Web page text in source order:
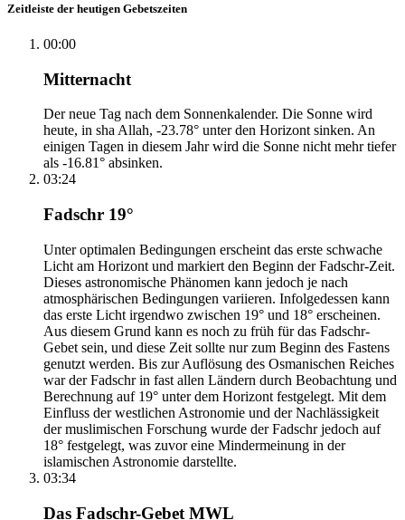
Zeitleiste der heutigen Gebetszeiten
00:00
Mitternacht
Der neue Tag nach dem Sonnenkalender. Die Sonne wird
heute, in sha Allah, -23.78° unter den Horizont sinken. An
einigen Tagen in diesem Jahr wird die Sonne nicht mehr tiefer
als -16.81° absinken.
03:24
Fadschr 19°
Unter optimalen Bedingungen erscheint das erste schwache
Licht am Horizont und markiert den Beginn der Fadschr-Zeit.
Dieses astronomische Phänomen kann jedoch je nach
atmosphärischen Bedingungen variieren. Infolgedessen kann
das erste Licht irgendwo zwischen 19° und 18° erscheinen.
Aus diesem Grund kann es noch zu früh für das Fadschr-
Gebet sein, und diese Zeit sollte nur zum Beginn des Fastens
genutzt werden. Bis zur Auflösung des Osmanischen Reiches
war der Fadschr in fast allen Ländern durch Beobachtung und
Berechnung auf 19° unter dem Horizont festgelegt. Mit dem
Einfluss der westlichen Astronomie und der Nachlässigkeit
der muslimischen Forschung wurde der Fadschr jedoch auf
18° festgelegt, was zuvor eine Mindermeinung in der
islamischen Astronomie darstellte.
03:34
Das Fadschr-Gebet MWL